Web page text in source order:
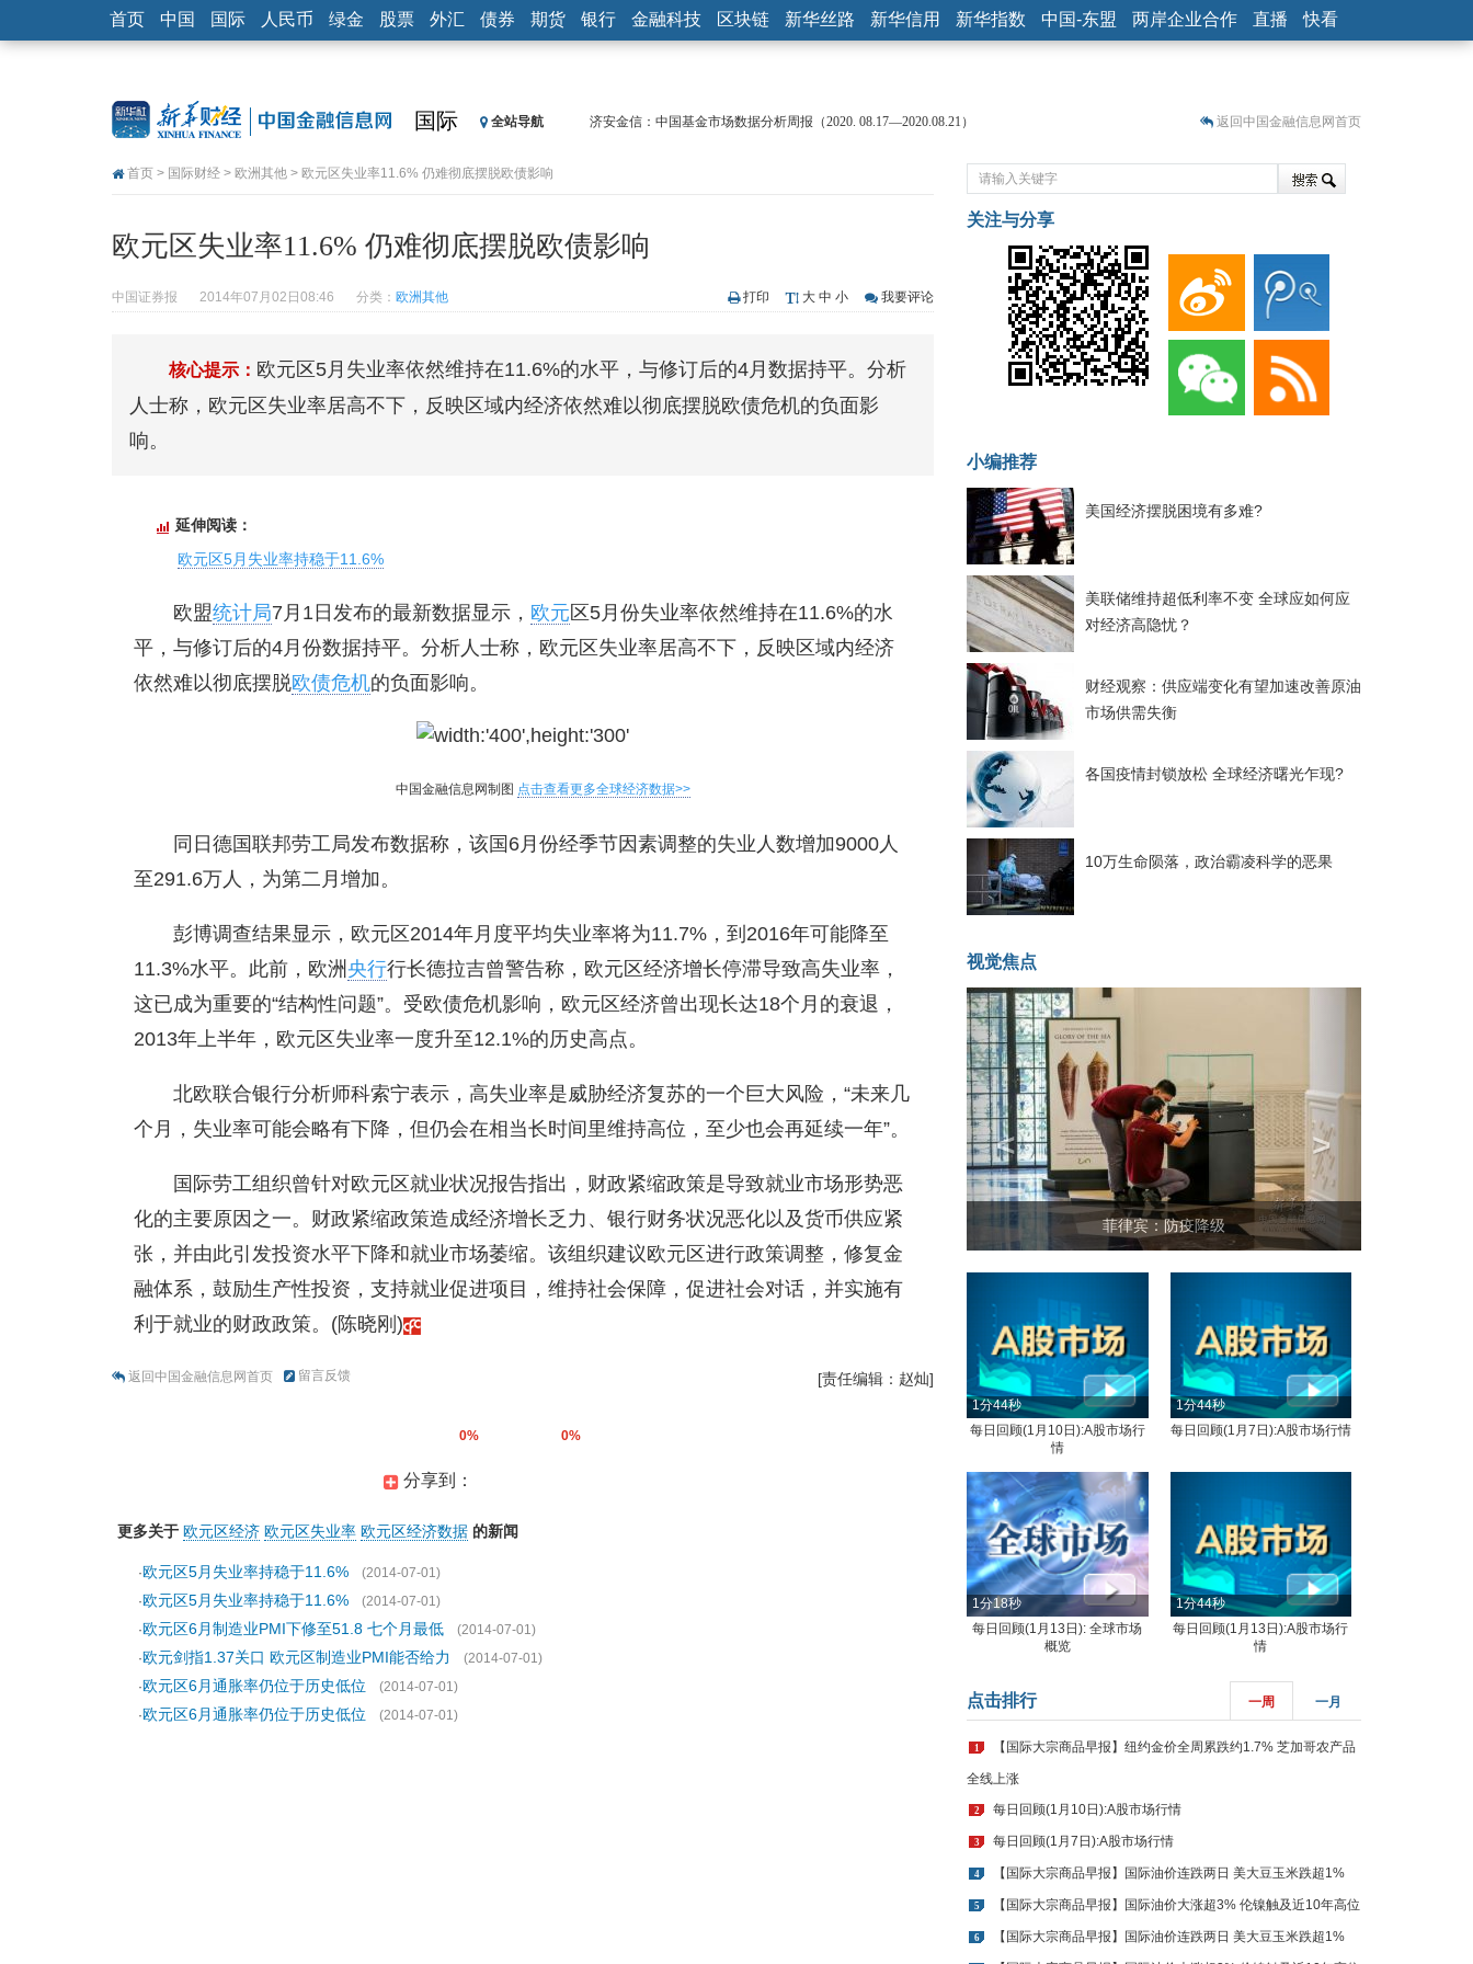
首页 中国 国际 人民币 绿金 股票 外汇 债券 期货 银行 金融科技 区块链 新华丝路 新华信用 新华指数 中国-东盟 两岸企业合作 直播 快看
国际 全站导航
济安金信：中国基金市场数据分析周报（2020. 08.17—2020.08.21）
济安金信：中国基金市场数据分析周报（2020. 07.27—2020.07.31）
【新华财经调查】同业存单、结构性存款玩起“跷跷板” 结构性失衡藏
央行公开市场净投放300亿元 短端资金利率明显下行
恒生聚源：北斗收官之星发射成功，全产业链解析
返回中国金融信息网首页
首页 > 国际财经 > 欧洲其他 > 欧元区失业率11.6% 仍难彻底摆脱欧债影响
欧元区失业率11.6% 仍难彻底摆脱欧债影响
中国证券报 2014年07月02日08:46 分类： 欧洲其他 打印 大 中 小 我要评论
核心提示： 欧元区5月失业率依然维持在11.6%的水平，与修订后的4月数据持平。分析
人士称，欧元区失业率居高不下，反映区域内经济依然难以彻底摆脱欧债危机的负面影
响。
延伸阅读：
欧元区5月失业率持稳于11.6%
欧盟统计局7月1日发布的最新数据显示， 欧元 区5月份失业率依然维持在11.6%的水
平，与修订后的4月份数据持平。分析人士称，欧元区失业率居高不下，反映区域内经济
依然难以彻底摆脱欧债危机的负面影响。
中国金融信息网制图 点击查看更多全球经济数据>>
同日德国联邦劳工局发布数据称，该国6月份经季节因素调整的失业人数增加9000人
至291.6万人，为第二月增加。
彭博调查结果显示，欧元区2014年月度平均失业率将为11.7%，到2016年可能降至
11.3%水平。此前，欧洲央行行长德拉吉曾警告称，欧元区经济增长停滞导致高失业率，
这已成为重要的“结构性问题”。受欧债危机影响，欧元区经济曾出现长达18个月的衰退，
2013年上半年，欧元区失业率一度升至12.1%的历史高点。
北欧联合银行分析师科索宁表示，高失业率是威胁经济复苏的一个巨大风险，“未来几
个月，失业率可能会略有下降，但仍会在相当长时间里维持高位，至少也会再延续一年”。
国际劳工组织曾针对欧元区就业状况报告指出，财政紧缩政策是导致就业市场形势恶
化的主要原因之一。财政紧缩政策造成经济增长乏力、银行财务状况恶化以及货币供应紧
张，并由此引发投资水平下降和就业市场萎缩。该组织建议欧元区进行政策调整，修复金
融体系，鼓励生产性投资，支持就业促进项目，维持社会保障，促进社会对话，并实施有
利于就业的财政政策。(陈晓刚)
返回中国金融信息网首页 留言反馈 [责任编辑：赵灿]
0% 0%
分享到：
更多关于 欧元区经济 欧元区失业率 欧元区经济数据 的新闻
·欧元区5月失业率持稳于11.6%
(2014-07-01)
·欧元区5月失业率持稳于11.6%
(2014-07-01)
·欧元区6月制造业PMI下修至51.8 七个月最低
(2014-07-01)
·欧元剑指1.37关口 欧元区制造业PMI能否给力
(2014-07-01)
·欧元区6月通胀率仍位于历史低位
(2014-07-01)
·欧元区6月通胀率仍位于历史低位 (2014-07-01)
关注与分享
小编推荐
美国经济摆脱困境有多难?
美联储维持超低利率不变 全球应如何应
对经济高隐忧？
财经观察：供应端变化有望加速改善原油
市场供需失衡
各国疫情封锁放松 全球经济曙光乍现?
10万生命陨落，政治霸凌科学的恶果
视觉焦点
菲律宾：防疫降级
< >
1分44秒
每日回顾(1月10日):A股市场行
情
1分44秒
每日回顾(1月7日):A股市场行情
1分18秒
每日回顾(1月13日): 全球市场
概览
1分44秒
每日回顾(1月13日):A股市场行
情
点击排行 一周 一月
1 【国际大宗商品早报】纽约金价全周累跌约1.7% 芝加哥农产品
全线上涨
2 每日回顾(1月10日):A股市场行情
3 每日回顾(1月7日):A股市场行情
4 【国际大宗商品早报】国际油价连跌两日 美大豆玉米跌超1%
5 【国际大宗商品早报】国际油价大涨超3% 伦镍触及近10年高位
6 【国际大宗商品早报】国际油价连跌两日 美大豆玉米跌超1%